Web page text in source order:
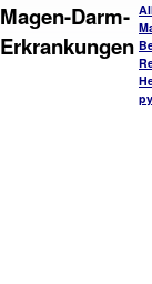
Magen-Darm-
Erkrankungen